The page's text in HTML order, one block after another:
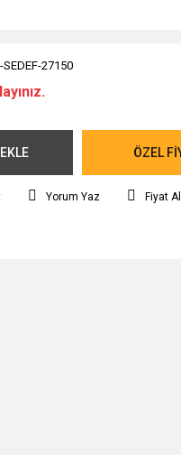
SEDEF-27150
ÖZEL
Yorum Yaz Fiyat